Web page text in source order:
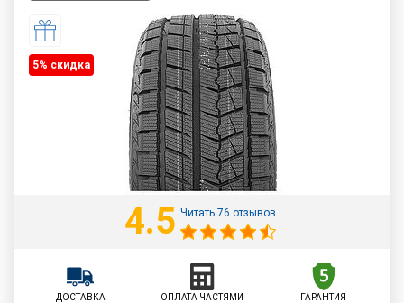
5% cкидка
4.5 Читать 76 отзывов
ДОСТАВКА
ОПЛАТА ЧАСТЯМИ
ГАРАНТИЯ